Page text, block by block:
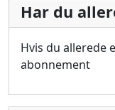
Har du
Hvis du allerede
abonnement